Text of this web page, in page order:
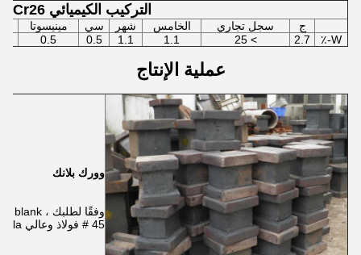
التركيب الكيميائي Cr26
ج سجل تجاري الخامس شهر سي
مينيسوتا
W-٪
2.7
> 25
1.1
1.1
0.5
0.5
عملية الإنتاج
وورك بلانك
45 # فولاذ وعالي 38CrMoAla.